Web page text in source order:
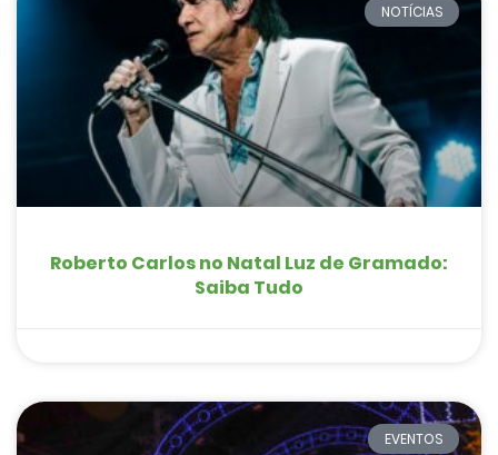
NOTÍCIAS
Roberto Carlos no Natal Luz de Gramado:
Saiba Tudo
EVENTOS